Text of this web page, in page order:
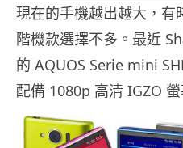
現在的手機越出越大，有
階機款選擇不多。最近
的 AQUOS Serie mini
配備 1080p 高清 IGZO